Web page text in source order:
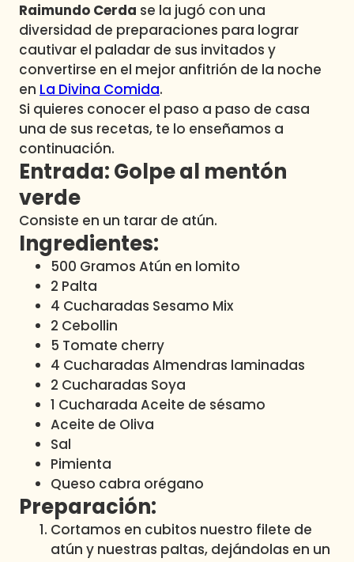
Raimundo Cerda se la jugó con una
diversidad de preparaciones para lograr
cautivar el paladar de sus invitados y
convertirse en el mejor anfitrión de la noche
en La Divina Comida.
Si quieres conocer el paso a paso de casa
una de sus recetas, te lo enseñamos a
continuación.
Entrada: Golpe al mentón
verde
Consiste en un tarar de atún.
Ingredientes:
500 Gramos Atún en lomito
2 Palta
4 Cucharadas Sesamo Mix
2 Cebollin
5 Tomate cherry
4 Cucharadas Almendras laminadas
2 Cucharadas Soya
1 Cucharada Aceite de sésamo
Aceite de Oliva
Sal
Pimienta
Queso cabra orégano
Preparación:
Cortamos en cubitos nuestro filete de
atún y nuestras paltas, dejándolas en un